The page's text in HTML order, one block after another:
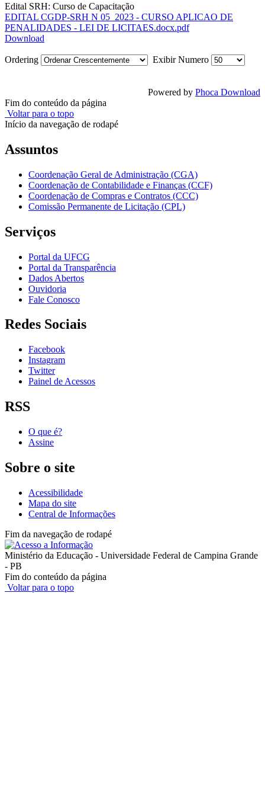
Edital SRH: Curso de Capacitação
EDITAL CGDP-SRH N 05_2023 - CURSO APLICAO DE
PENALIDADES - LEI DE LICITAES.docx.pdf
Download
Ordering Exibir Numero
Powered by Phoca Download
Fim do conteúdo da página
Voltar para o topo
Início da navegação de rodapé
Assuntos
Coordenação Geral de Administração (CGA)
Coordenação de Contabilidade e Finanças (CCF)
Coordenação de Compras e Contratos (CCC)
Comissão Permanente de Licitação (CPL)
Serviços
Portal da UFCG
Portal da Transparência
Dados Abertos
Ouvidoria
Fale Conosco
Redes Sociais
Facebook
Instagram
Twitter
Painel de Acessos
RSS
O que é?
Assine
Sobre o site
Acessibilidade
Mapa do site
Central de Informações
Fim da navegação de rodapé
Ministério da Educação - Universidade Federal de Campina Grande
- PB
Fim do conteúdo da página
Voltar para o topo